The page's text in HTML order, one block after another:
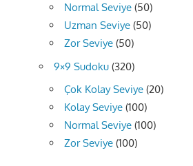
Normal Seviye (50)
Uzman Seviye (50)
Zor Seviye (50)
9×9 Sudoku (320)
Çok Kolay Seviye (20)
Kolay Seviye (100)
Normal Seviye (100)
Zor Seviye (100)